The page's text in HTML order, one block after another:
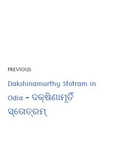
PREVIOUS
Dakshinamurthy Stotram in
Odia – ଦକ୍ଷିଣାମୂର୍ତି
ସ୍ତୋତ୍ରମ୍